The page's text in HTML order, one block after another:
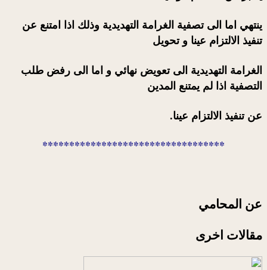
ينتهي اما الى تصفية الغرامة التهديدية وذلك اذا امتنع عن
تنفيذ الالتزام عينا و تحويل
الغرامة التهديدية الى تعويض نهائي و اما الى رفض طلب
التصفية اذا لم يمتنع المدين
عن تنفيذ الالتزام عينا.
**********************************
عن المحامي
مقالات اخرى